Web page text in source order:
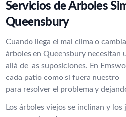
Servicios de Árboles
Queensbury
Cuando llega el mal clima o
árboles en Queensbury necesitan
allá de las suposiciones. En
cada patio como si fuera
para resolver el problema y
Los árboles viejos se inclinan y los